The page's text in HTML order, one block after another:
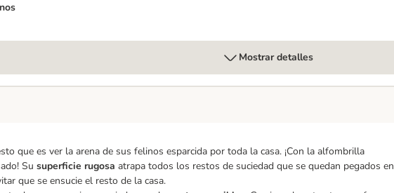
Mostrar detalles
que es ver la arena de sus felinos esparcida por toda la casa. ¡Con la alfombrilla
Su superficie rugosa atrapa todos los restos de suciedad que se quedan pegados en
que se ensucie el resto de la casa.